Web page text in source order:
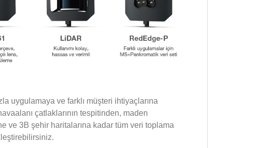
uygulamaya ve farklı müşteri ihtiyaçlarına
çatlaklarının tespitinden, maden
ve 3B şehir haritalarına kadar tüm veri toplama